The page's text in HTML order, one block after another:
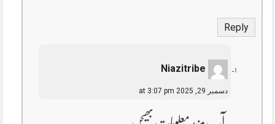
Reply
Niazitribe
دسمبر 29, 2025 at 3:07 pm